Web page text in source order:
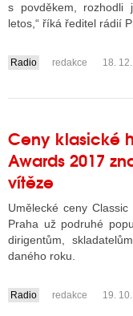
s povděkem, rozhodli
letos,“ říká ředitel rádií
....
Radio redakce 18.
Ceny klasické
Awards 2017
vítěze
Umělecké ceny
Praha už podruhé
dirigentům,
daného roku.
....
Radio redakce 19.